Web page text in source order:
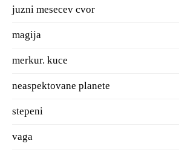
juzni mesecev cvor
magija
merkur. kuce
neaspektovane planete
stepeni
vaga